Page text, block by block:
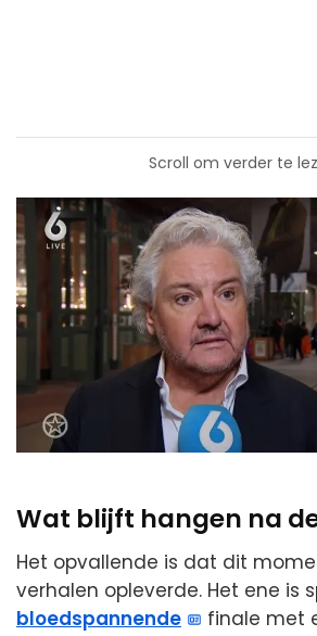
Scroll om verder te
Wat blijft hangen na
Het opvallende is dat dit
verhalen opleverde. Het ene is
bloedspannende
finale met